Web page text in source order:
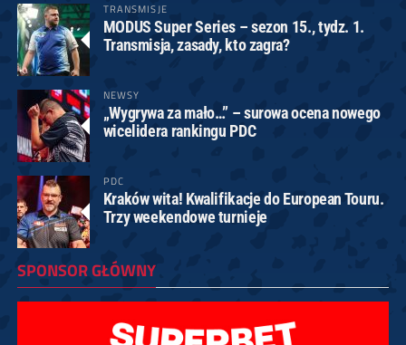
TRANSMISJE
MODUS Super Series – sezon 15., tydz. 1.
Transmisja, zasady, kto zagra?
NEWSY
„Wygrywa za mało…” – surowa ocena nowego
wicelidera rankingu PDC
PDC
Kraków wita! Kwalifikacje do European Touru.
Trzy weekendowe turnieje
SPONSOR GŁÓWNY